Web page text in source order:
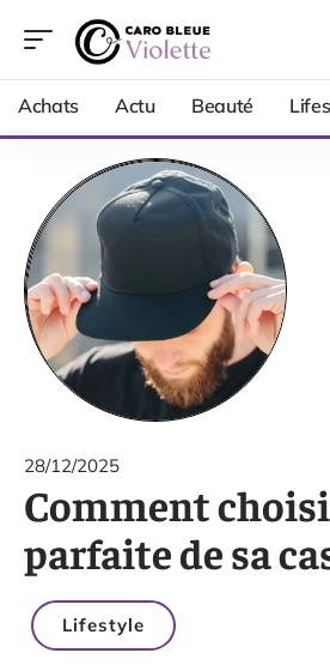
Achats Actu Beauté
28/12/2025
Comment
parfaite de sa
Lifestyle